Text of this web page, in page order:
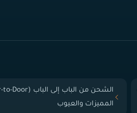
المميزات والعيوب